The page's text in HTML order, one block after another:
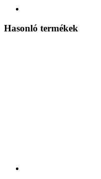
Hasonló termékek